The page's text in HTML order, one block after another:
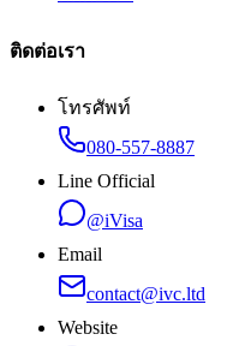
ติดต่อเรา
โทรศัพท์
080-557-8887
Line Official
@iVisa
Email
contact@ivc.ltd
Website